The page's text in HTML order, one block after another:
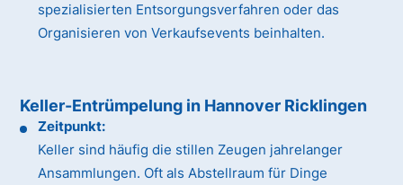
spezialisierten Entsorgungsverfahren oder das
Organisieren von Verkaufsevents beinhalten.
Keller-Entrümpelung in Hannover Ricklingen
Zeitpunkt:
Keller sind häufig die stillen Zeugen jahrelanger
Ansammlungen. Oft als Abstellraum für Dinge